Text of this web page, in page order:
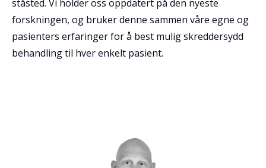
ståsted. Vi holder oss oppdatert på den nyeste
forskningen, og bruker denne sammen våre egne og
pasienters erfaringer for å best mulig skreddersydd
behandling til hver enkelt pasient.